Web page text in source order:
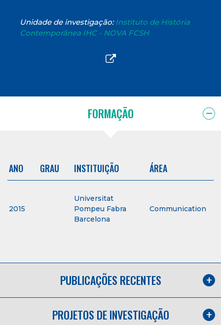
Unidade de investigação:Instituto de História
Contemporânea IHC - NOVA FCSH
FORMAÇÃO
ANO GRAU INSTITUIÇÃO ÁREA
2015
Universitat
Pompeu Fabra
Barcelona
Communication
PUBLICAÇÕES RECENTES
PROJETOS DE INVESTIGAÇÃO